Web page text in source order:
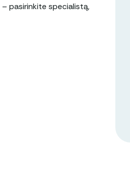
pasirinkite specialistą,